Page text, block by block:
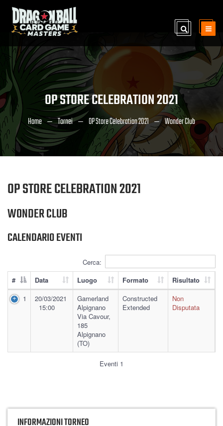
OP STORE CELEBRATION 2021
Home Tornei OP Store Celebration 2021 Wonder Club
OP STORE CELEBRATION 2021
WONDER CLUB
CALENDARIO EVENTI
Cerca:
#
Data Luogo Formato
Risultato
1
20/03/2021
15:00
Gamerland
Alpignano
Via Cavour,
185
Alpignano
(TO)
Constructed
Extended
Non
Disputata
Eventi 1
INFORMAZIONI TORNEO